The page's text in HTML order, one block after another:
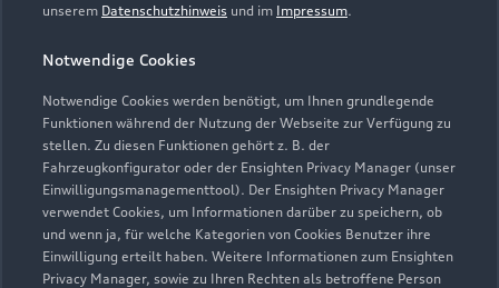
unserem Datenschutzhinweis und im Impressum.
Notwendige Cookies
Notwendige Cookies werden benötigt, um Ihnen grundlegende
Funktionen während der Nutzung der Webseite zur Verfügung zu
stellen. Zu diesen Funktionen gehört z. B. der
Fahrzeugkonfigurator oder der Ensighten Privacy Manager (unser
Einwilligungsmanagementtool). Der Ensighten Privacy Manager
verwendet Cookies, um Informationen darüber zu speichern, ob
und wenn ja, für welche Kategorien von Cookies Benutzer ihre
Einwilligung erteilt haben. Weitere Informationen zum Ensighten
Privacy Manager, sowie zu Ihren Rechten als betroffene Person
Öffnungszeiten
Service
Geöffnet bis18:30
Teile- & Zubehörverkauf
Geöffnet bis18:30